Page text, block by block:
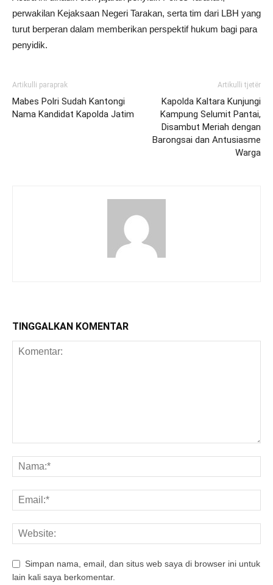
perwakilan Kejaksaan Negeri Tarakan, serta tim dari LBH yang
turut berperan dalam memberikan perspektif hukum bagi para
penyidik.
Artikulli paraprak
Mabes Polri Sudah Kantongi
Nama Kandidat Kapolda Jatim
Artikulli tjetër
Kapolda Kaltara Kunjungi
Kampung Selumit Pantai,
Disambut Meriah dengan
Barongsai dan Antusiasme
Warga
TINGGALKAN KOMENTAR
Simpan nama, email, dan situs web saya di browser ini untuk
lain kali saya berkomentar.